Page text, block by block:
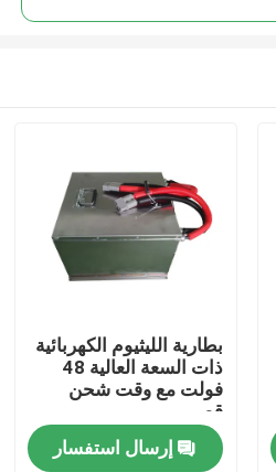
بطارية الليثيوم الكهربائية
ذات السعة العالية 48
فولت مع وقت شحن
قصير
إرسال استفسار